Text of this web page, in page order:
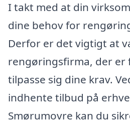
I takt med at din
dine behov for
Derfor er det vigtigt at
rengøringsfirma, der er
tilpasse sig dine krav.
indhente tilbud på
Smørumovre kan du